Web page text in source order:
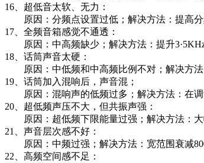
16、超低音太软、无力：
原因：分频点设置过低；解决方法：提高分
17、全频音箱感觉不通透：
原因：中高频缺少；解决方法：提升3·5KHz
18、话筒声音太硬：
原因：中低频和中高频比例不对；解决方法
19、话筒加入混响后，声音混；
原因：混响声的低频过多；解决方法：在调
20、超低频声压不大，但共振声强：
原因：超低频下限能量过强；解决方法：大
21、声音层次感不好：
原因：中频过强；解决方法：宽范围衰减
22、高频空间感不足：